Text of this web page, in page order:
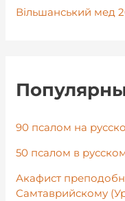
Вільшанський мед
90 псалом на
50 псалом в
Акафист
Самтаврийскому